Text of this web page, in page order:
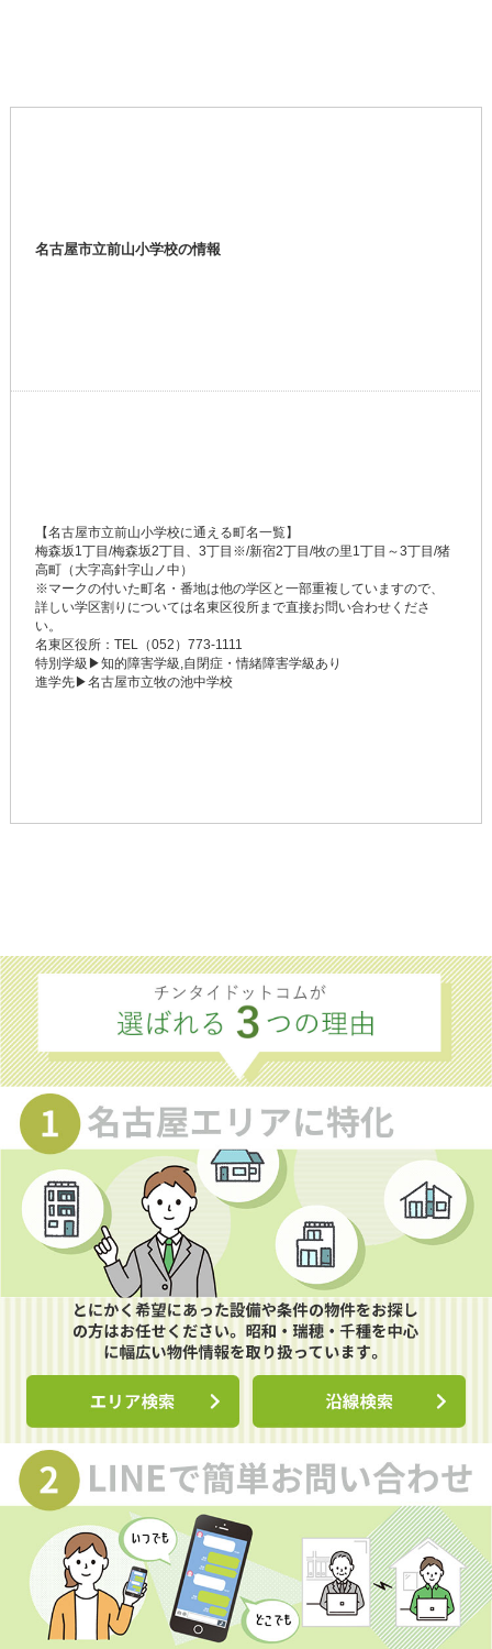
名古屋市立前山小学校の情報
【名古屋市立前山小学校に通える町名一覧】
梅森坂1丁目/梅森坂2丁目、3丁目※/新宿2丁目/牧の里1丁目～3丁目/猪
高町（大字高針字山ノ中）
※マークの付いた町名・番地は他の学区と一部重複していますので、
詳しい学区割りについては名東区役所まで直接お問い合わせくださ
い。
名東区役所：TEL（052）773-1111
特別学級▶知的障害学級,自閉症・情緒障害学級あり
進学先▶名古屋市立牧の池中学校